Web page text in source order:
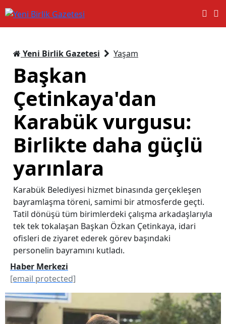
Yeni Birlik Gazetesi Yaşam
Başkan
Çetinkaya'dan
Karabük vurgusu:
Birlikte daha güçlü
yarınlara
Karabük Belediyesi hizmet binasında gerçekleşen
bayramlaşma töreni, samimi bir atmosferde geçti.
Tatil dönüşü tüm birimlerdeki çalışma arkadaşlarıyla
tek tek tokalaşan Başkan Özkan Çetinkaya, idari
ofisleri de ziyaret ederek görev başındaki
personelin bayramını kutladı.
Haber Merkezi
[email protected]